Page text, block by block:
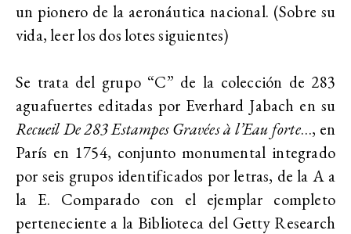
un pionero de la aeronáutica nacional. (Sobre su
vida, leer los dos lotes siguientes)
Se trata del grupo “C” de la colección de 283
aguafuertes editadas por Everhard Jabach en su
Recueil De 283 Estampes Gravées à l’Eau forte…, en
París en 1754, conjunto monumental integrado
por seis grupos identificados por letras, de la A a
la E. Comparado con el ejemplar completo
perteneciente a la Biblioteca del Getty Research